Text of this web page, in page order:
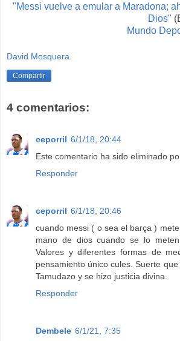
"Messi vuelve a emular a Maradona;
Dios"
Mundo
David Mosquera
Compartir
4 comentarios:
ceporril 6/1/18, 20:44
Este comentario ha sido eliminado
Responder
ceporril 6/1/18, 20:46
cuando messi ( o sea el barça )
mano de dios cuando se lo
Valores y diferentes formas de
pensamiento único cules. Suerte
Tamudazo y se hizo justicia divina.
Responder
Dembele 6/1/21, 7:35